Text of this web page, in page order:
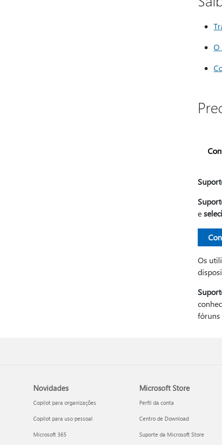
O
e
Os
fóruns
Novidades
Copilot para organizações
Copilot para uso pessoal
Microsoft 365
Microsoft Store
Perfil da conta
Centro de Download
Suporte da Microsoft Store